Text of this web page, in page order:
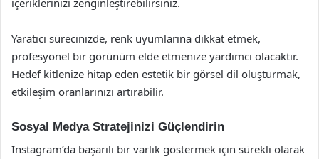
Yaratıcı sürecinizde, renk uyumlarına dikkat etmek,
profesyonel bir görünüm elde etmenize yardımcı olacaktır.
Hedef kitlenize hitap eden estetik bir görsel dil oluşturmak,
etkileşim oranlarınızı artırabilir.
Sosyal Medya Stratejinizi Güçlendirin
Instagram’da başarılı bir varlık göstermek için sürekli olarak